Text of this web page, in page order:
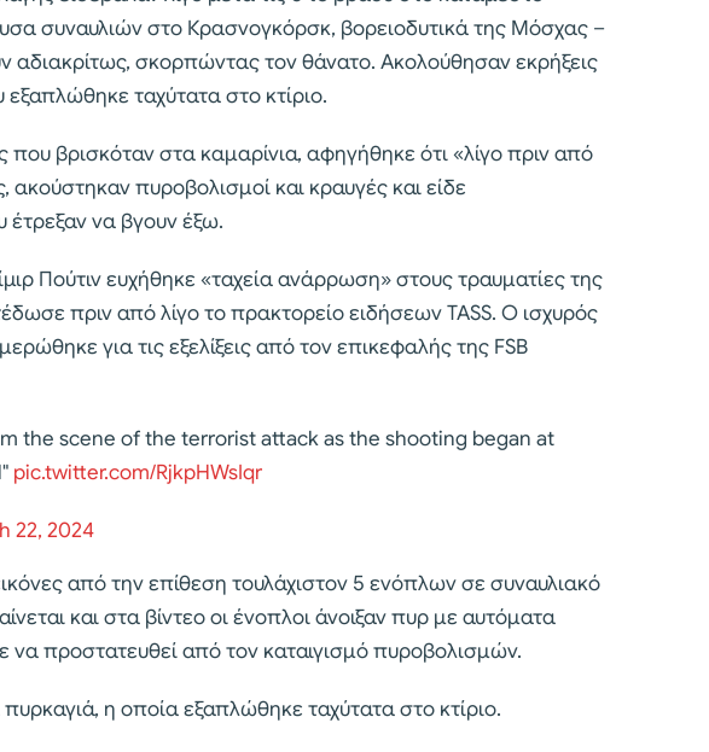
συναυλιών στο Κρασνογκόρσκ, βορειοδυτικά της Μόσχας –
αδιακρίτως, σκορπώντας τον θάνατο. Ακολούθησαν εκρήξεις
ταχύτατα στο κτίριο.
βρισκόταν στα καμαρίνια, αφηγήθηκε ότι «λίγο πριν από
ακούστηκαν πυροβολισμοί και κραυγές και είδε
έτρεξαν να βγουν έξω.
Πούτιν ευχήθηκε «ταχεία ανάρρωση» στους τραυματίες της
πριν από λίγο το πρακτορείο ειδήσεων TASS. Ο ισχυρός
για τις εξελίξεις από τον επικεφαλής της FSB
the scene of the terrorist attack as the shooting began at
pic.twitter.com/RjkpHWsIqr
22, 2024
από την επίθεση τουλάχιστον 5 ενόπλων σε συναυλιακό
και στα βίντεο οι ένοπλοι άνοιξαν πυρ με αυτόματα
προστατευθεί από τον καταιγισμό πυροβολισμών.
η οποία εξαπλώθηκε ταχύτατα στο κτίριο.